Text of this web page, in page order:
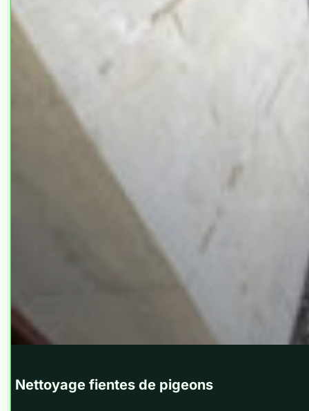
Nettoyage fientes de pigeons